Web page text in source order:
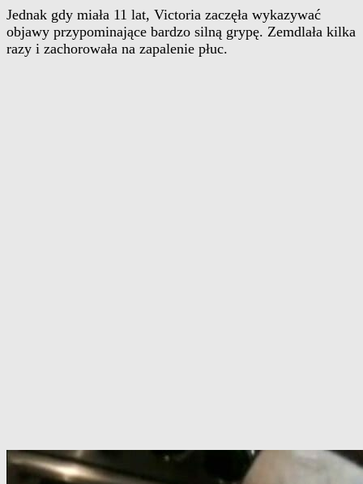
Jednak gdy miała 11 lat, Victoria zaczęła wykazywać
objawy przypominające bardzo silną grypę. Zemdlała kilka
razy i zachorowała na zapalenie płuc.